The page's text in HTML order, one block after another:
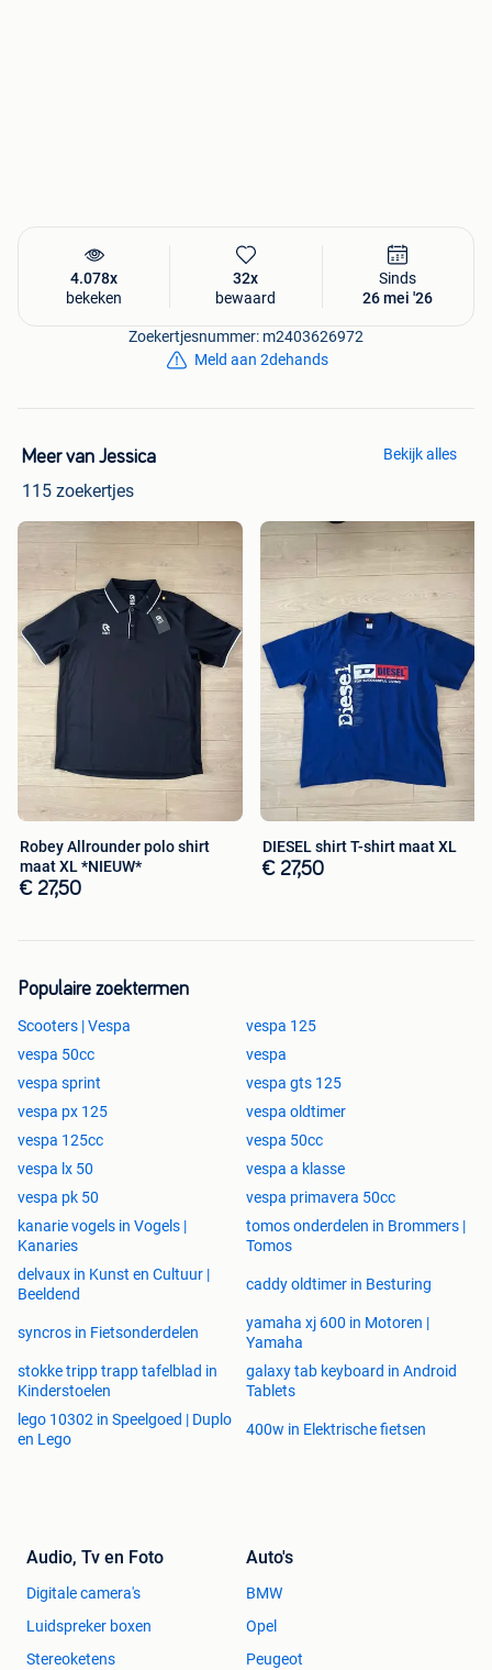
4.078x
bekeken
32x
bewaard
Sinds
26 mei '26
Zoekertjesnummer: m2403626972
Meld aan 2dehands
Meer van Jessica
115 zoekertjes
Bekijk alles
Robey Allrounder polo shirt
maat XL *NIEUW*
€ 27,50
DIESEL shirt T-shirt maat XL
€ 27,50
Populaire zoektermen
Scooters | Vespa
vespa 125
vespa 50cc
vespa
vespa sprint
vespa gts 125
vespa px 125
vespa oldtimer
vespa 125cc
vespa 50cc
vespa lx 50
vespa a klasse
vespa pk 50
vespa primavera 50cc
kanarie vogels in Vogels |
Kanaries
tomos onderdelen in Brommers |
Tomos
delvaux in Kunst en Cultuur |
Beeldend
caddy oldtimer in Besturing
syncros in Fietsonderdelen
yamaha xj 600 in Motoren |
Yamaha
stokke tripp trapp tafelblad in
Kinderstoelen
galaxy tab keyboard in Android
Tablets
lego 10302 in Speelgoed | Duplo
en Lego
400w in Elektrische fietsen
Audio, Tv en Foto
Digitale camera's
Luidspreker boxen
Stereoketens
Auto's
BMW
Opel
Peugeot